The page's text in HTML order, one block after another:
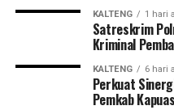
KALTENG 1 hari
Satreskrim
Kriminal
KALTENG 6 hari
Perkuat
Pemkab